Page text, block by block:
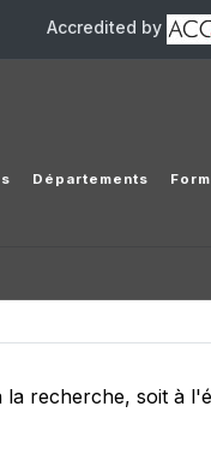
Accredited by
Départements
recherche, soit à